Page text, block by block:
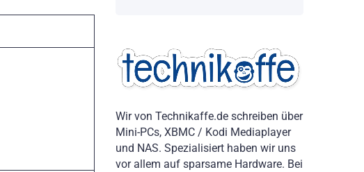
Geräte
2026
Wir von Technikaffe.de schreiben über
Mini-PCs, XBMC / Kodi Mediaplayer
und NAS. Spezialisiert haben wir uns
vor allem auf sparsame Hardware. Bei